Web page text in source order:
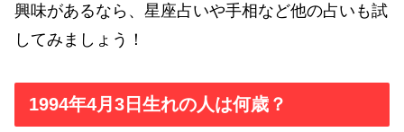
興味があるなら、星座占いや手相など他の占いも試
してみましょう！
1994年4月3日生れの人は何歳？